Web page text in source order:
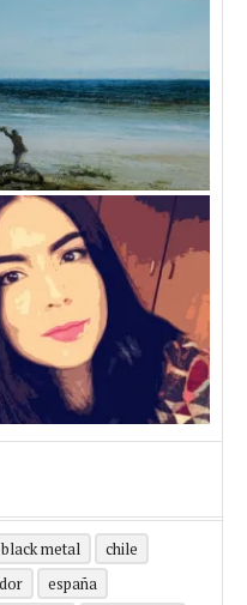
black metal
chile
españa